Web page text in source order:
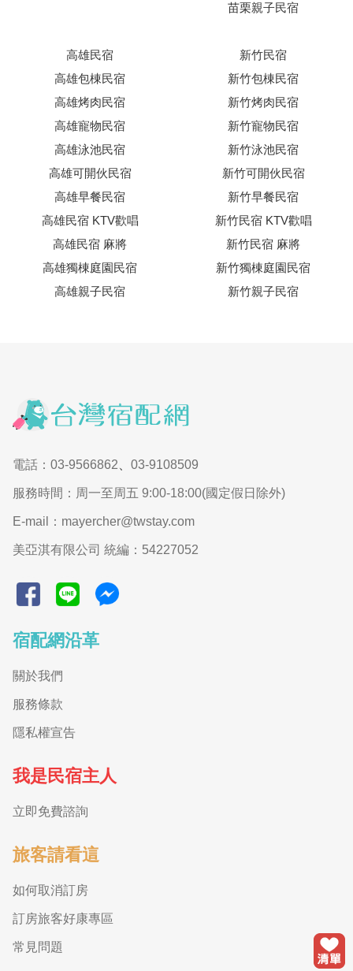
苗栗親子民宿
高雄民宿
高雄包棟民宿
高雄烤肉民宿
高雄寵物民宿
高雄泳池民宿
高雄可開伙民宿
高雄早餐民宿
高雄民宿 KTV歡唱
高雄民宿 麻將
高雄獨棟庭園民宿
高雄親子民宿
新竹民宿
新竹包棟民宿
新竹烤肉民宿
新竹寵物民宿
新竹泳池民宿
新竹可開伙民宿
新竹早餐民宿
新竹民宿 KTV歡唱
新竹民宿 麻將
新竹獨棟庭園民宿
新竹親子民宿
電話：03-9566862 03-9108509
服務時間：周一至周五 9:00-18:00(國定假日除外)
E-mail：mayercher@twstay.com
美亞淇有限公司 統編：54227052
宿配網沿革
關於我們
服務條款
隱私權宣告
我是民宿主人
立即免費諮詢
旅客請看這
如何取消訂房
訂房旅客好康專區
常見問題